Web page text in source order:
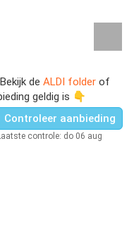
de ALDI folder of
geldig is 👇
Controleer aanbieding
controle: do 06 aug